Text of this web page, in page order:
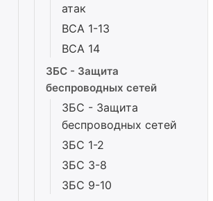
атак
ВСА 1-13
ВСА 14
ЗБС - Защита
беспроводных сетей
ЗБС - Защита
беспроводных сетей
ЗБС 1-2
ЗБС 3-8
ЗБС 9-10